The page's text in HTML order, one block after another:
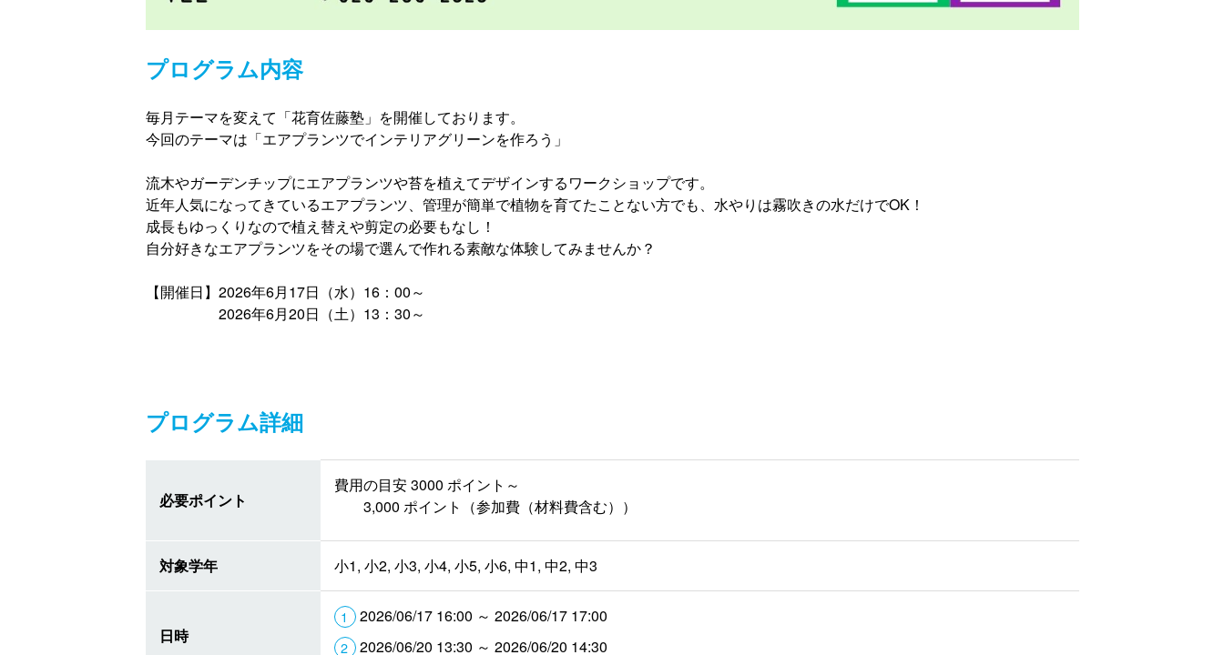
プログラム内容
毎月テーマを変えて「花育佐藤塾」を開催しております。
今回のテーマは「エアプランツでインテリアグリーンを作ろう」
流木やガーデンチップにエアプランツや苔を植えてデザインするワークショップです。
近年人気になってきているエアプランツ、管理が簡単で植物を育てたことない方でも、水やりは霧吹きの水だけでOK！
成長もゆっくりなので植え替えや剪定の必要もなし！
自分好きなエアプランツをその場で選んで作れる素敵な体験してみませんか？
【開催日】2026年6月17日（水）16：00～
2026年6月20日（土）13：30～
プログラム詳細
必要ポイント
費用の目安 3000 ポイント～
3,000 ポイント（参加費（材料費含む））
対象学年 小1, 小2, 小3, 小4, 小5, 小6, 中1, 中2, 中3
日時
2026/06/17 16:00 ～ 2026/06/17 17:00
2026/06/20 13:30 ～ 2026/06/20 14:30